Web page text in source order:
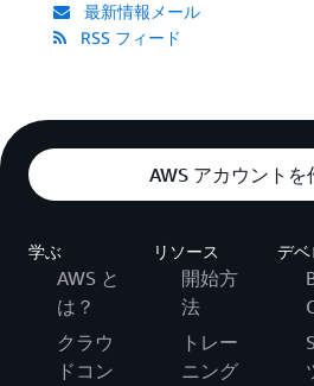
最新情報メール
RSS フィード
AWS アカウントを
学ぶ
AWS と
は？
クラウ
ドコン
リソース
開始方
法
トレー
ニング
デベ